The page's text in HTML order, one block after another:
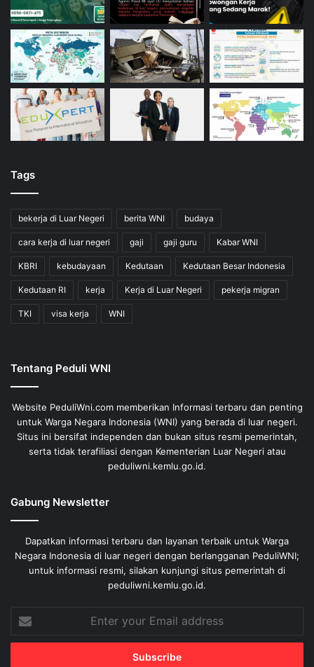
Tags
bekerja di Luar Negeri berita WNI budaya
cara kerja di luar negeri gaji gaji guru Kabar WNI
KBRI kebudayaan Kedutaan Kedutaan Besar Indonesia
Kedutaan RI kerja Kerja di Luar Negeri pekerja migran
TKI visa kerja WNI
Tentang Peduli WNI
Website PeduliWni.com memberikan Informasi terbaru dan penting
untuk Warga Negara Indonesia (WNI) yang berada di luar negeri.
Situs ini bersifat independen dan bukan situs resmi pemerintah,
serta tidak terafiliasi dengan Kementerian Luar Negeri atau
peduliwni.kemlu.go.id.
Gabung Newsletter
Dapatkan informasi terbaru dan layanan terbaik untuk Warga
Negara Indonesia di luar negeri dengan berlangganan PeduliWNI;
untuk informasi resmi, silakan kunjungi situs pemerintah di
peduliwni.kemlu.go.id.
Enter
your
Email